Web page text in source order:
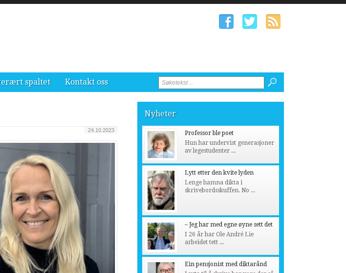
spaltet Kontakt oss
24.10.2023
Nyheter
Professor ble poet
Hun har undervist generasjoner
av legestudenter ...
Lytt etter den kvite lyden
Lenge hamna dikta i
skrivebordsskuffen. No ...
– Jeg har med egne øyne sett det
I 26 år har Ole André Lie
arbeidet tett ...
Ein pensjonist med diktarånd